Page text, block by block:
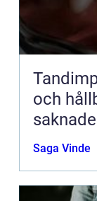
och
Saga Vinde